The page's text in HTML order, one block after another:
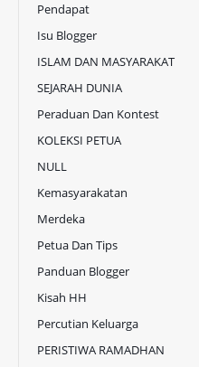
Pendapat
Isu Blogger
ISLAM DAN MASYARAKAT
SEJARAH DUNIA
Peraduan Dan Kontest
KOLEKSI PETUA
NULL
Kemasyarakatan
Merdeka
Petua Dan Tips
Panduan Blogger
Kisah HH
Percutian Keluarga
PERISTIWA RAMADHAN